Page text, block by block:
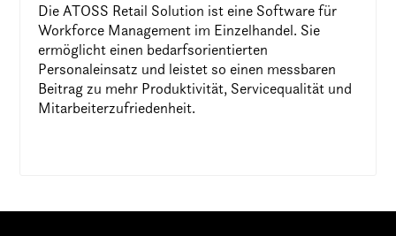
Die ATOSS Retail Solution ist eine Software für
Workforce Management im Einzelhandel. Sie
ermöglicht einen bedarfsorientierten
Personaleinsatz und leistet so einen messbaren
Beitrag zu mehr Produktivität, Servicequalität und
Mitarbeiterzufriedenheit.